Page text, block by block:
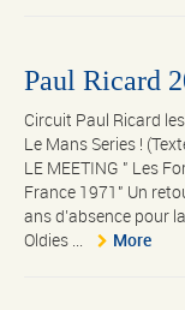
Paul Ricard
Circuit Paul Ricard
Le Mans Series !
LE MEETING " Les
France 1971" Un
ans d’absence pour
Oldies ...
More